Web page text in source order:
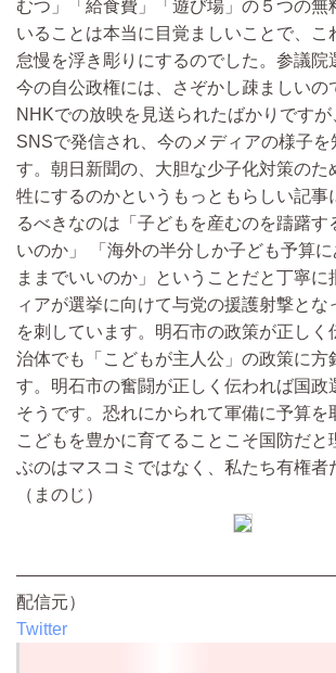
むつ」「給食費」「遊び場」の５つの無
いることは本当に目覚ましいことで、こ
怠慢を浮き彫りにするのでした。参議院
今の自公政権には、さぞかし疎ましいの
NHKでの放映を見送られたばかりですが
SNSで発信され、今のメディアの様子を
す。朝日新聞の、大胆な少子化対策のた
牲にするのかというもっともらしい記事
るべきなのは「子どもを産むのを躊躇す
いのか」 「海外の半分しか子ども予算
ままでいいのか」ということだと丁寧に
ィアが選挙に向けて与党の援護射撃とな
を刺しています。明石市の政策が正しく
治体でも「こどもが主人公」の政策に方
す。明石市の奮闘が正しく伝われば国政
そうです。恐れにかられて軍備に予算を
こどもを豊かに育てることこそ国防だと
ぶのはマスコミではなく、私たち有権者
（まのじ）
配信元）
Twitter